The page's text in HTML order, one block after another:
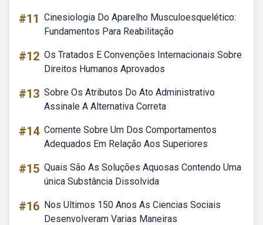
#11 Cinesiologia Do Aparelho Musculoesquelético:
Fundamentos Para Reabilitação
#12 Os Tratados E Convenções Internacionais Sobre
Direitos Humanos Aprovados
#13 Sobre Os Atributos Do Ato Administrativo
Assinale A Alternativa Correta
#14 Comente Sobre Um Dos Comportamentos
Adequados Em Relação Aos Superiores
#15 Quais São As Soluções Aquosas Contendo Uma
única Substância Dissolvida
#16 Nos Ultimos 150 Anos As Ciencias Sociais
Desenvolveram Varias Maneiras